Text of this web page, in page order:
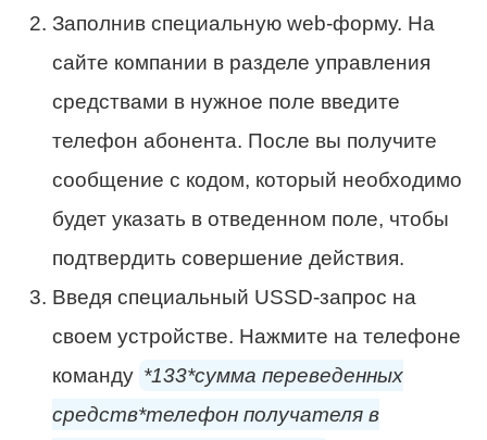
Заполнив специальную web-форму. На
сайте компании в разделе управления
средствами в нужное поле введите
телефон абонента. После вы получите
сообщение с кодом, который необходимо
будет указать в отведенном поле, чтобы
подтвердить совершение действия.
Введя специальный USSD-запрос на
своем устройстве. Нажмите на телефоне
команду *133*сумма переведенных
средств*телефон получателя в